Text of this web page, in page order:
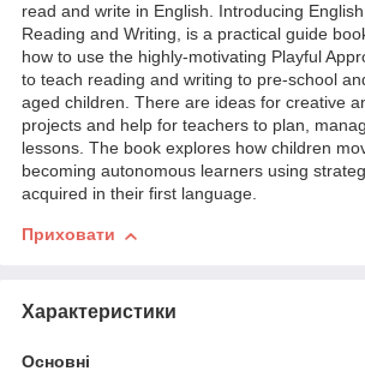
read and write in English. Introducing
Reading and Writing, is a practical guide
how to use the highly-motivating Playful
to teach reading and writing to pre-school
aged children. There are ideas for creative
projects and help for teachers to plan,
lessons. The book explores how children
becoming autonomous learners using
acquired in their first language.
Приховати
Характеристики
Основні